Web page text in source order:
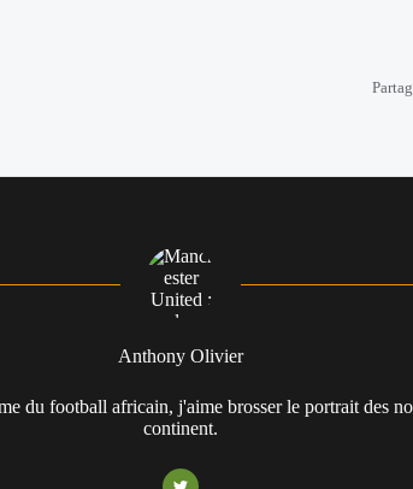
Anthony Olivier
du football africain, j'aime brosser le portrait des
continent.